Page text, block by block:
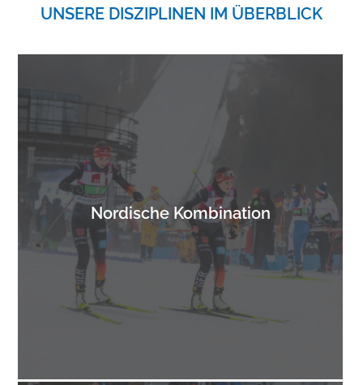
UNSERE DISZIPLINEN IM ÜBERBLICK
Nordische Kombination